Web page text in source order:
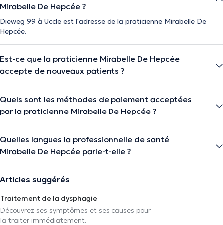
Mirabelle De Hepcée ?
Dieweg 99 à Uccle est l'adresse de la praticienne Mirabelle De
Hepcée.
Est-ce que la praticienne Mirabelle De Hepcée
accepte de nouveaux patients ?
Quels sont les méthodes de paiement acceptées
par la praticienne Mirabelle De Hepcée ?
Quelles langues la professionnelle de santé
Mirabelle De Hepcée parle-t-elle ?
Articles suggérés
Traitement de la dysphagie
Découvrez ses symptômes et ses causes pour
la traiter immédiatement.